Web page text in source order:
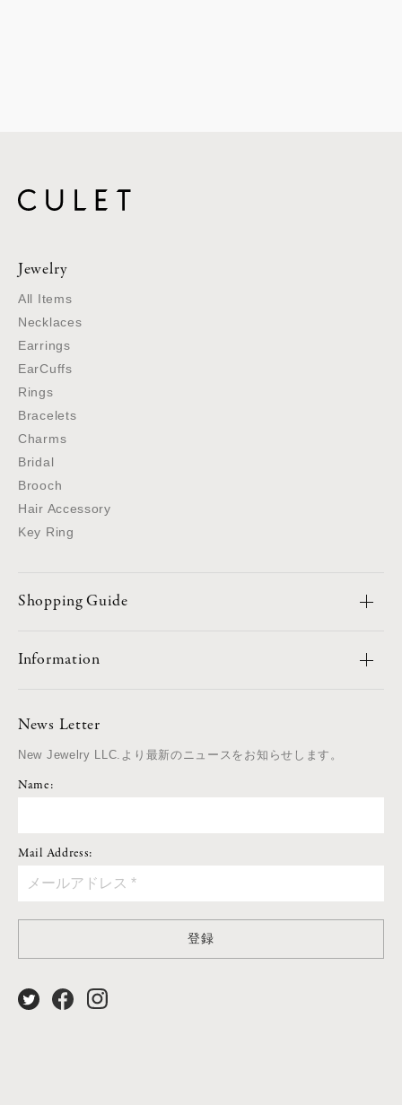
Jewelry
All Items
Necklaces
Earrings
EarCuffs
Rings
Bracelets
Charms
Bridal
Brooch
Hair Accessory
Key Ring
Shopping Guide
Information
News Letter
New Jewelry LLC.より最新のニュースをお知らせします。
Name:
Mail Address:
登録